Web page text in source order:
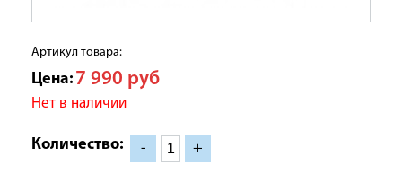
Артикул товара:
Цена: 7 990 руб
Нет в наличии
Количество: - +